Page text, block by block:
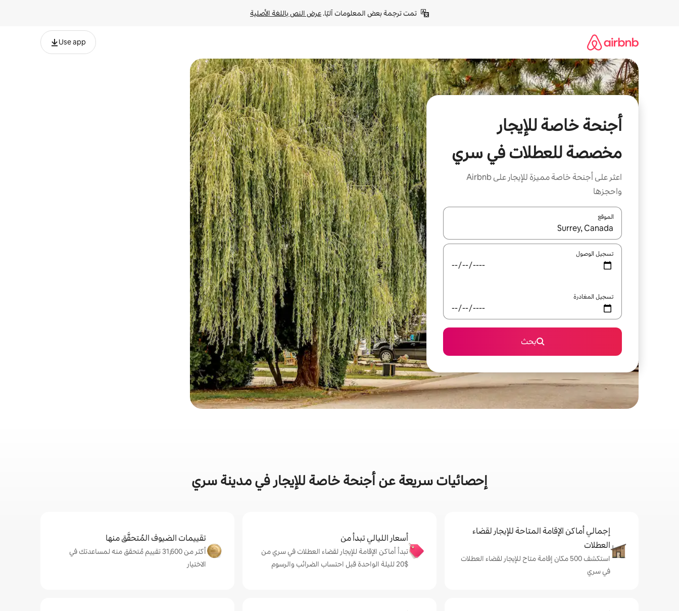
تمت ترجمة بعض المعلومات آليًا. عرض النص باللغة الأصلية
Use app
أجنحة خاصة للإيجار
مخصصة للعطلات في سري
اعثر على أجنحة خاصة مميزة للإيجار على Airbnb
واحجزها
الموقع
عند توفر النتائج، انتقل باستخدام السهمين لأعلى ولأسفل أو استكشف عن طريق اللمس أو السحب.
تسجيل الوصول
تسجيل المغادرة
بحث
إحصائيات سريعة عن أجنحة خاصة للإيجار في مدينة سري
إجمالي أماكن الإقامة المتاحة للإيجار لقضاء
العطلات
استكشف 500 مكان إقامة متاح للإيجار لقضاء العطلات
في سري
أسعار الليالي تبدأ من
تبدأ أماكن الإقامة للإيجار لقضاء العطلات في سري من
$‏20 لليلة الواحدة قبل احتساب الضرائب والرسوم
تقييمات الضيوف المُتحقَّق منها
أكثر من 31,600 تقييم مُتحقق منه لمساعدتك في
الاختيار